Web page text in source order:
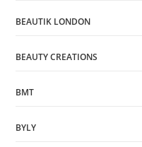
BEAUTIK LONDON
BEAUTY CREATIONS
BMT
BYLY